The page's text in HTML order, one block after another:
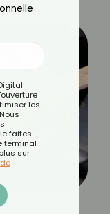
les
faites
terminal
sur